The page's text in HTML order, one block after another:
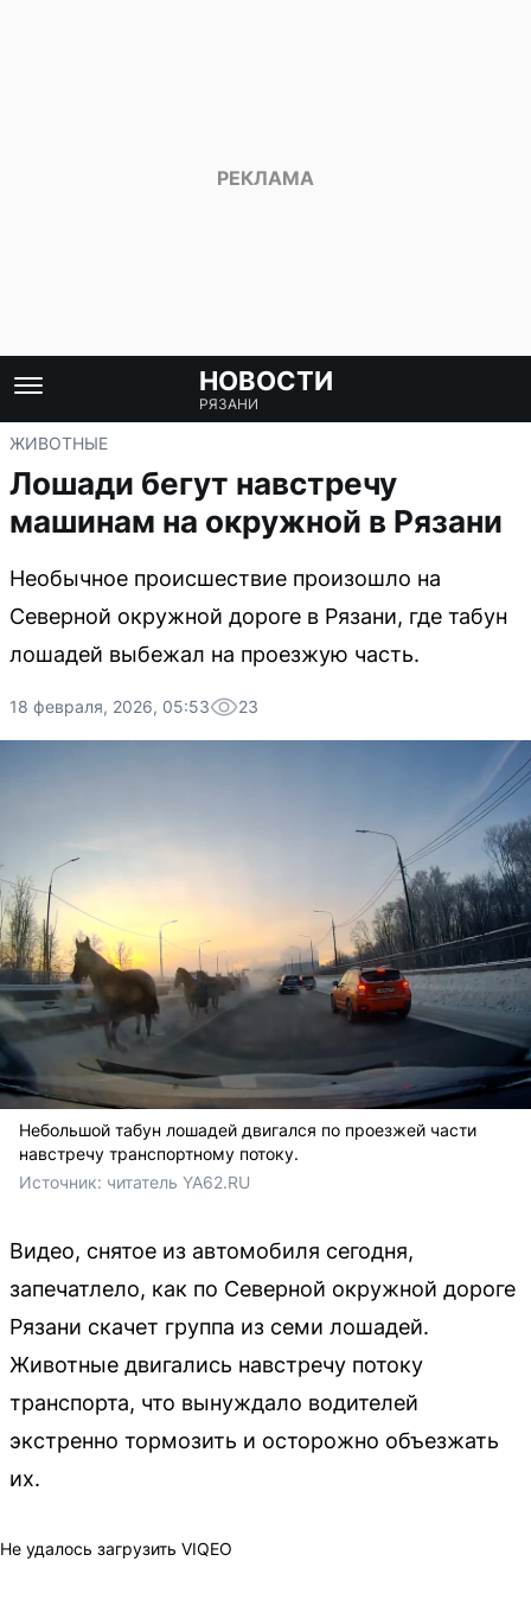
НОВОСТИ
РЯЗАНИ
ЖИВОТНЫЕ
Лошади бегут навстречу
машинам на окружной в Рязани
Необычное происшествие произошло на
Северной окружной дороге в Рязани, где табун
лошадей выбежал на проезжую часть.
18 февраля, 2026, 05:53 23
Небольшой табун лошадей двигался по проезжей части
навстречу транспортному потоку.
Источник: читатель YA62.RU
Видео, снятое из автомобиля сегодня,
запечатлело, как по Северной окружной дороге
Рязани скачет группа из семи лошадей.
Животные двигались навстречу потоку
транспорта, что вынуждало водителей
экстренно тормозить и осторожно объезжать
их.
Не удалось загрузить VIQEO